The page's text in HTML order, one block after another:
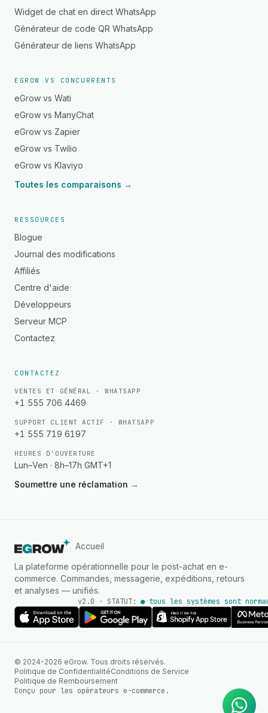
Widget de chat en direct WhatsApp
Générateur de code QR WhatsApp
Générateur de liens WhatsApp
EGROW VS CONCURRENTS
eGrow vs Wati
eGrow vs ManyChat
eGrow vs Zapier
eGrow vs Twilio
eGrow vs Klaviyo
Toutes les comparaisons →
RESSOURCES
Blogue
Journal des modifications
Affiliés
Centre d'aide
Développeurs
Serveur MCP
Contactez
CONTACTEZ
VENTES ET GÉNÉRAL · WHATSAPP
+1 555 706 4469
SUPPORT CLIENT ACTIF · WHATSAPP
+1 555 719 6197
HEURES D'OUVERTURE
Lun–Ven · 8h–17h GMT+1
Soumettre une réclamation →
Accueil
La plateforme opérationnelle pour le post-achat en e-
commerce. Commandes, messagerie, expéditions, retours
et analyses — unifiés.
v2.0 · STATUT: ● tous les systèmes sont
© 2024-2026 eGrow. Tous droits réservés.
Politique de ConfidentialitéConditions de Service
Politique de Remboursement
Conçu pour les opérateurs e-commerce.
Réponses instantanées sur
WhatsApp